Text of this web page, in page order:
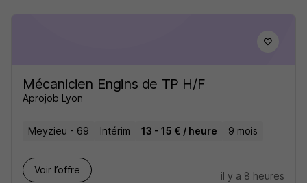
Mécanicien Engins de TP H/F
Aprojob Lyon
Meyzieu - 69 Intérim 13 - 15 € / heure 9 mois
Voir l’offre
il y a 8 heures